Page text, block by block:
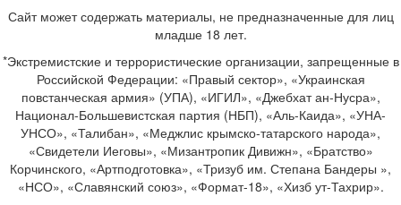
Сайт может содержать материалы, не предназначенные для лиц
младше 18 лет.
*Экстремистские и террористические организации, запрещенные в
Российской Федерации: «Правый сектор», «Украинская
повстанческая армия» (УПА), «ИГИЛ», «Джебхат ан-Нусра»,
Национал-Большевистская партия (НБП), «Аль-Каида», «УНА-
УНСО», «Талибан», «Меджлис крымско-татарского народа»,
«Свидетели Иеговы», «Мизантропик Дивижн», «Братство»
Корчинского, «Артподготовка», «Тризуб им. Степана Бандеры »,
«НСО», «Славянский союз», «Формат-18», «Хизб ут-Тахрир».